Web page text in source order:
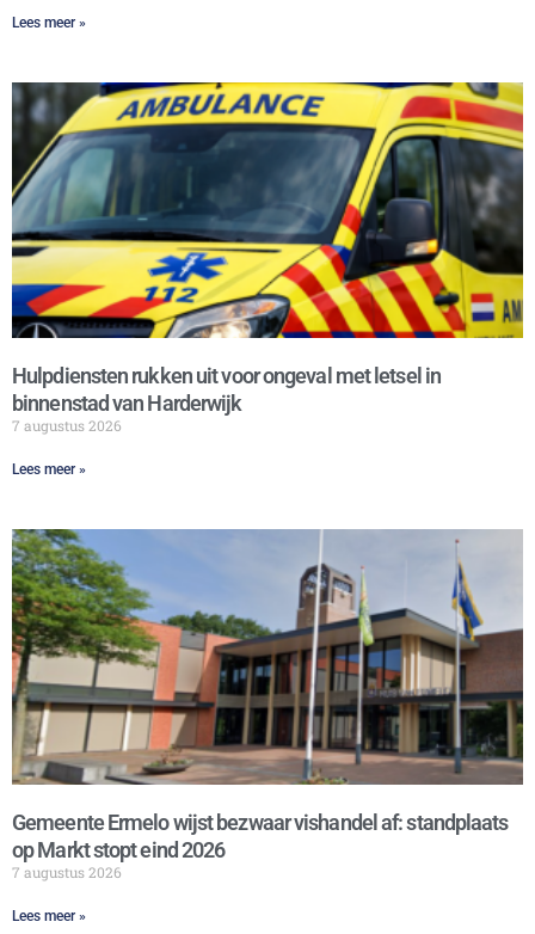
Lees meer »
Hulpdiensten rukken uit voor ongeval met letsel in
binnenstad van Harderwijk
7 augustus 2026
Lees meer »
Gemeente Ermelo wijst bezwaar vishandel af: standplaats
op Markt stopt eind 2026
7 augustus 2026
Lees meer »